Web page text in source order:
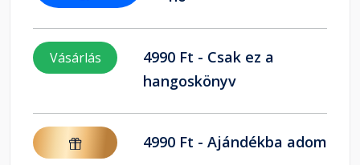
Vásárlás
4990 Ft - Csak ez a
hangoskönyv
4990 Ft - Ajándékba adom